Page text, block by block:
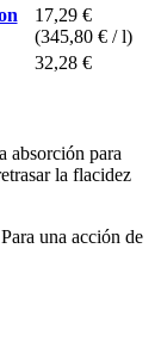
17,29 €
(345,80 € / l)
32,28 €
absorción para
la flacidez
una acción de